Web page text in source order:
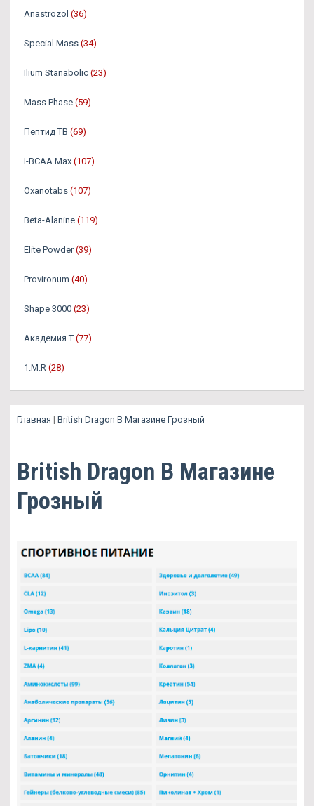
Аnastrozol (36)
Special Mass (34)
Ilium Stanabolic (23)
Mass Phase (59)
Пептид TB (69)
I-BCAA Max (107)
Oxanotabs (107)
Beta-Alanine (119)
Elite Powder (39)
Provironum (40)
Shape 3000 (23)
Академия Т (77)
1.M.R (28)
Главная | British Dragon В Магазине Грозный
British Dragon В Магазине
Грозный